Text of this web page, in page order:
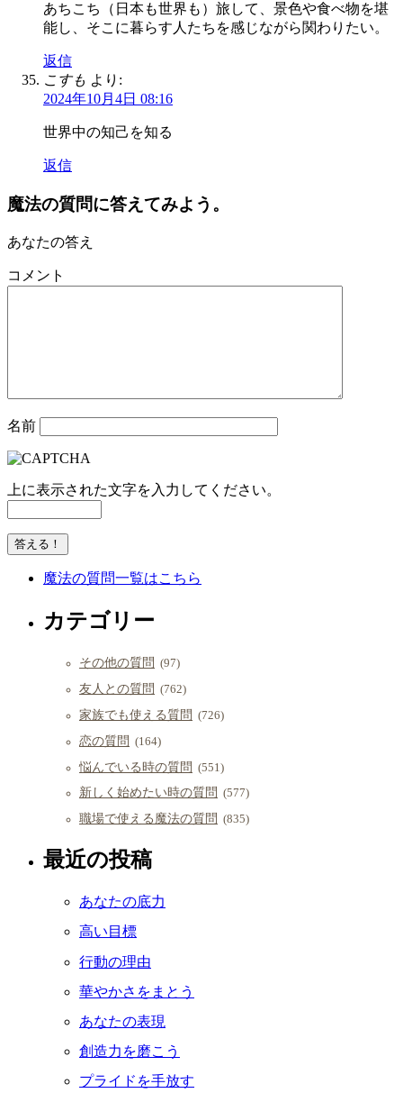
あちこち（日本も世界も）旅して、景色や食べ物を堪
能し、そこに暮らす人たちを感じながら関わりたい。
返信
こすも より:
2024年10月4日 08:16
世界中の知己を知る
返信
魔法の質問に答えてみよう。
あなたの答え
コメント
名前
上に表示された文字を入力してください。
魔法の質問一覧はこちら
カテゴリー
その他の質問 (97)
友人との質問 (762)
家族でも使える質問 (726)
恋の質問 (164)
悩んでいる時の質問 (551)
新しく始めたい時の質問 (577)
職場で使える魔法の質問 (835)
最近の投稿
あなたの底力
高い目標
行動の理由
華やかさをまとう
あなたの表現
創造力を磨こう
プライドを手放す